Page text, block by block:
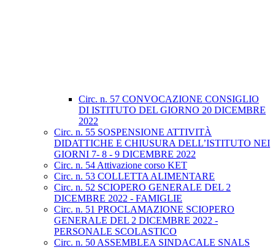
Circ. n. 57 CONVOCAZIONE CONSIGLIO
DI ISTITUTO DEL GIORNO 20 DICEMBRE
2022
Circ. n. 55 SOSPENSIONE ATTIVITÀ
DIDATTICHE E CHIUSURA DELL’ISTITUTO NEI
GIORNI 7- 8 - 9 DICEMBRE 2022
Circ. n. 54 Attivazione corso KET
Circ. n. 53 COLLETTA ALIMENTARE
Circ. n. 52 SCIOPERO GENERALE DEL 2
DICEMBRE 2022 - FAMIGLIE
Circ. n. 51 PROCLAMAZIONE SCIOPERO
GENERALE DEL 2 DICEMBRE 2022 -
PERSONALE SCOLASTICO
Circ. n. 50 ASSEMBLEA SINDACALE SNALS